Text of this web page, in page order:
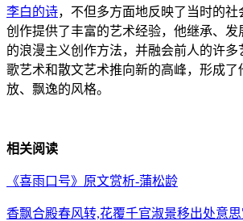
李白的诗，不但多方面地反映了当时的
创作提供了丰富的艺术经验，他继承、发
的浪漫主义创作方法，并融会前人的许
歌艺术和散文艺术推向新的高峰，形成了
放、飘逸的风格。
相关阅读
《喜雨口号》原文赏析-蒲松龄
香飘合殿春风转,花覆千官淑景移出处意